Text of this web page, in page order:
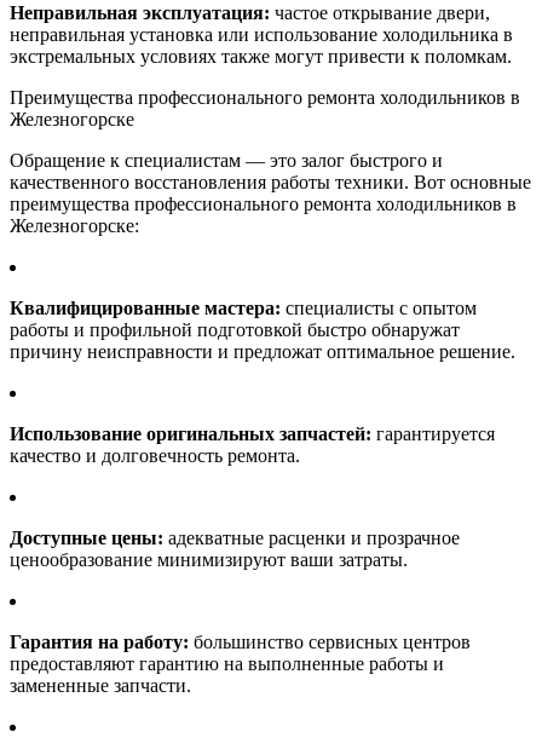
Неправильная эксплуатация: частое открывание двери,
неправильная установка или использование холодильника в
экстремальных условиях также могут привести к поломкам.
Преимущества профессионального ремонта холодильников в
Железногорске
Обращение к специалистам — это залог быстрого и
качественного восстановления работы техники. Вот основные
преимущества профессионального ремонта холодильников в
Железногорске:
Квалифицированные мастера: специалисты с опытом
работы и профильной подготовкой быстро обнаружат
причину неисправности и предложат оптимальное решение.
Использование оригинальных запчастей: гарантируется
качество и долговечность ремонта.
Доступные цены: адекватные расценки и прозрачное
ценообразование минимизируют ваши затраты.
Гарантия на работу: большинство сервисных центров
предоставляют гарантию на выполненные работы и
замененные запчасти.